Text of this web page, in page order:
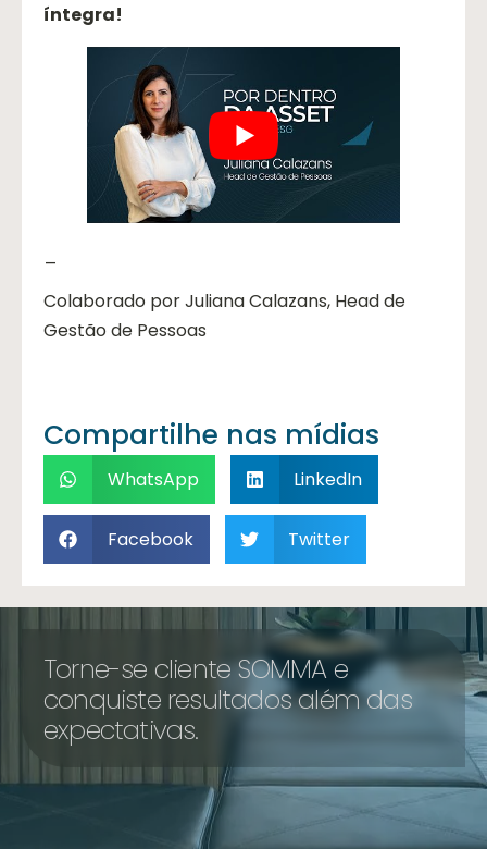
íntegra!
Colaborado por Juliana Calazans, Head de
Gestão de Pessoas
Compartilhe nas mídias
WhatsApp LinkedIn
Facebook Twitter
Torne-se cliente SOMMA e
conquiste resultados além das
expectativas.